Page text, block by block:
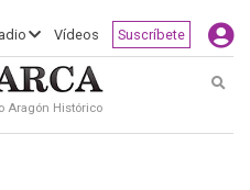
Vídeos Suscríbete
Aragón Histórico